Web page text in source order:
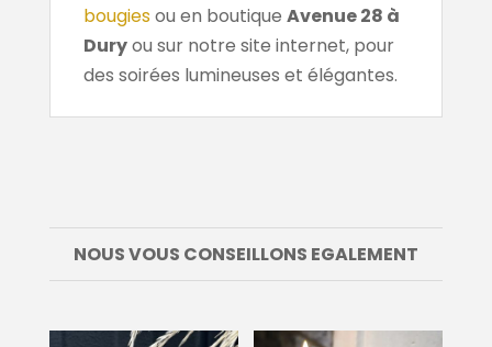
bougiesou en boutique Avenue 28 à
Duryou sur notre site internet, pour
des soirées lumineuses et élégantes.
NOUS VOUS CONSEILLONS EGALEMENT